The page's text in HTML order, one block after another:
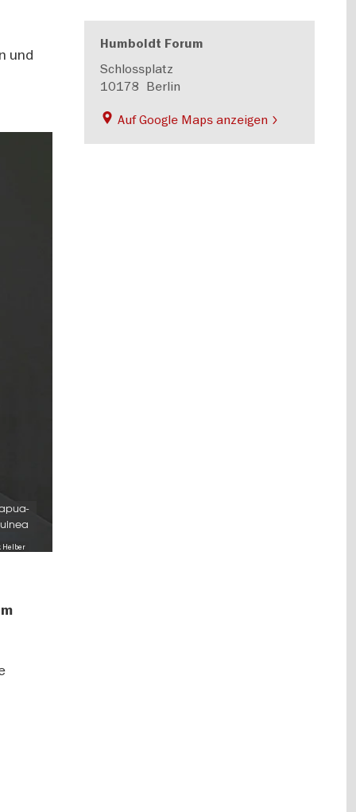
und
Helber
Humboldt Forum
Schlossplatz
10178 Berlin
Auf Google Maps anzeigen